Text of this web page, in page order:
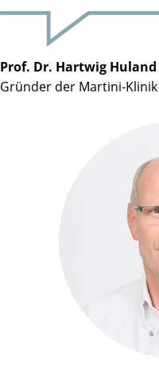
Prof. Dr. Hartwig Huland
Gründer der Martini-Klinik